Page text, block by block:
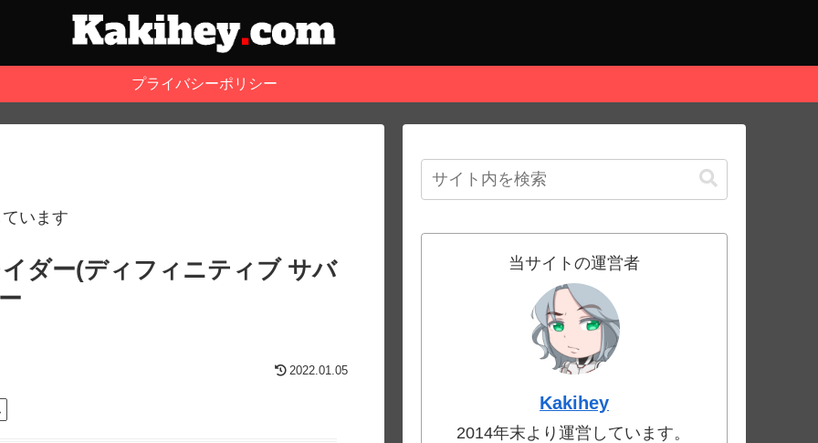
プライバシーポリシー
います
ダー(ディフィニティブ サバ
2022.01.05
当サイトの運営者
Kakihey
2014年末より運営しています。